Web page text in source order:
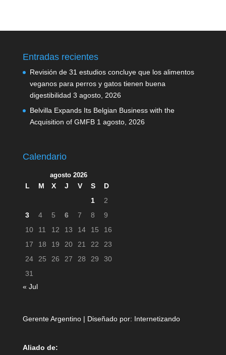
Entradas recientes
Revisión de 31 estudios concluye que los alimentos
veganos para perros y gatos tienen buena
digestibilidad 3 agosto, 2026
Belvilla Expands Its Belgian Business with the
Acquisition of GMFB 1 agosto, 2026
Calendario
agosto 2026
L M X J V S
D
1
2
3
4 5 6 7 8
9
10
11 12 13 14 15
16
17
18 19 20 21 22
23
24
25 26 27 28 29
30
31
« Jul
Gerente Argentino | Diseñado por: Internetizando
Aliado de: